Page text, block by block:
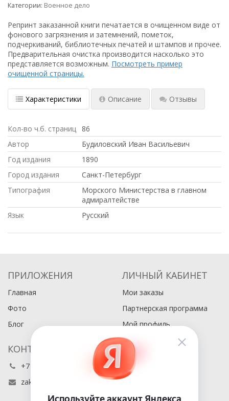
Категории: Военное дело
Репринт заказанной книги печатается в очищенном виде от
фонового загрязнения и затемнений, пометок,
подчеркиваний, библиотечных печатей и штампов и прочее.
Предварительная очистка производится насколько это
представляется возможным. Посмотреть пример
очищенной страницы.
Характеристики Описание Отзывы
Кол-во ч.б. страниц
86
Автор
Будиловский Иван Васильевич
Год издания
1890
Город издания
Санкт-Петербург
Типография
Морского Министерства в главном
адмиралтействе
Язык
Русский
ПРИЛОЖЕНИЯ
Главная
Фото
Блог
ЛИЧНЫЙ КАБИНЕТ
Мои заказы
Партнерская программа
Мой профиль
КОНТАКТЫ
+7 (495) 486-80-76
zakaz@buyabook.ru